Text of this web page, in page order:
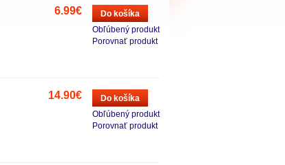
Do košíka
Obľúbený produkt
Porovnať produkt
6.99€
Do košíka
Obľúbený produkt
Porovnať produkt
14.90€